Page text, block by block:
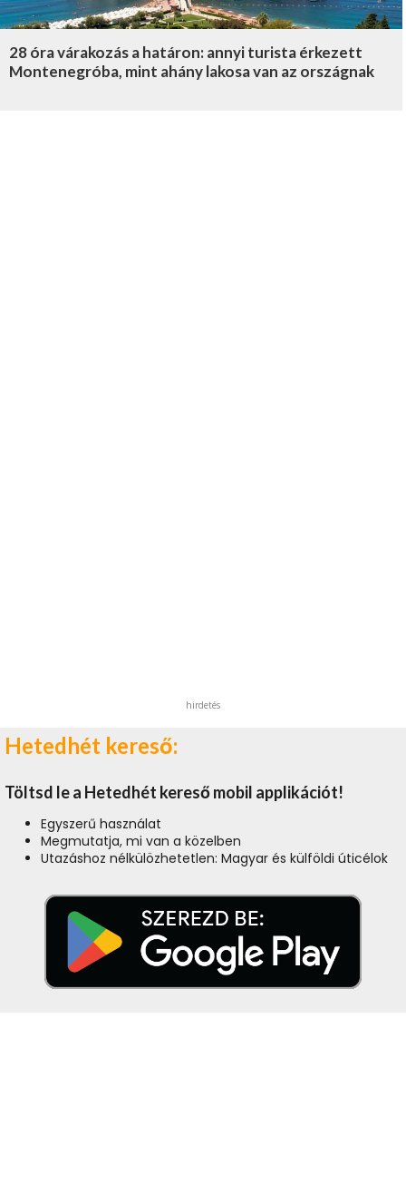
28 óra várakozás a határon: annyi turista érkezett
Montenegróba, mint ahány lakosa van az országnak
hirdetés
Hetedhét kereső:
Töltsd le a Hetedhét kereső mobil applikációt!
Egyszerű használat
Megmutatja, mi van a közelben
Utazáshoz nélkülözhetetlen: Magyar és külföldi úticélok